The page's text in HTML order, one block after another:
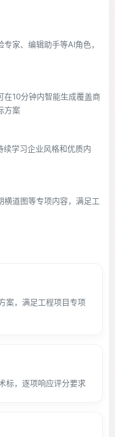
家、编辑助手等AI角色，
在10分钟内智能生成覆盖商
方案
续学习企业风格和优质内
横道图等专项内容，满足工
案，满足工程项目专项
标，逐项响应评分要求